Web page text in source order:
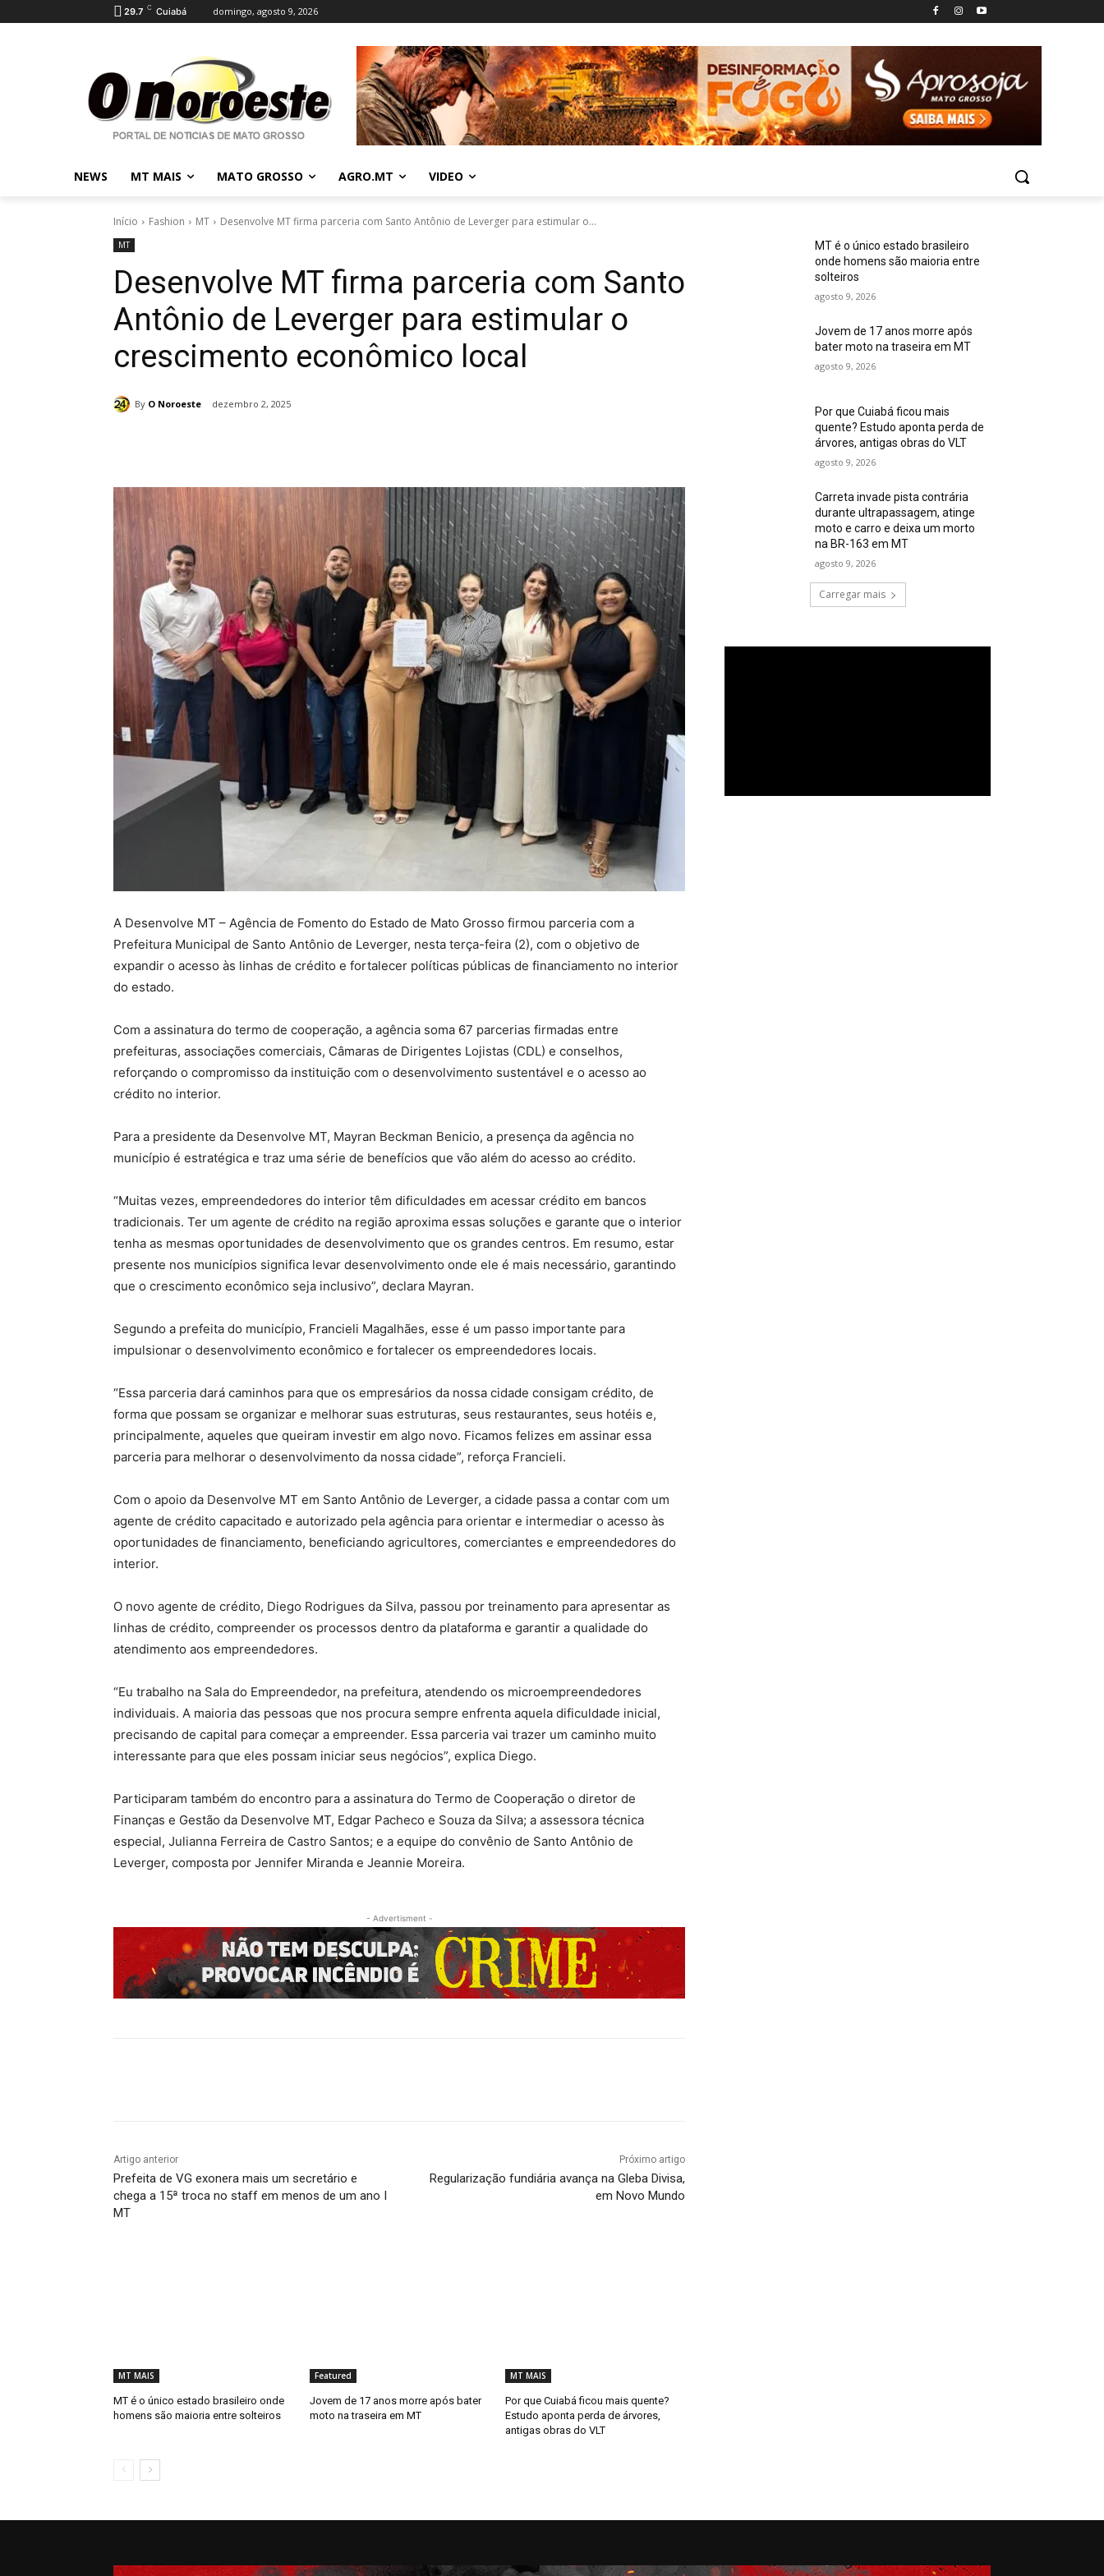
29.7 C Cuiabá domingo, agosto 9, 2026
NEWS MT MAIS MATO GROSSO AGRO.MT VIDEO
Início Fashion MT Desenvolve MT firma parceria com Santo Antônio de Leverger para estimular o...
MT
Desenvolve MT firma parceria com Santo
Antônio de Leverger para estimular o
crescimento econômico local
By O Noroeste dezembro 2, 2025
A Desenvolve MT – Agência de Fomento do Estado de Mato Grosso firmou parceria com a
Prefeitura Municipal de Santo Antônio de Leverger, nesta terça-feira (2), com o objetivo de
expandir o acesso às linhas de crédito e fortalecer políticas públicas de financiamento no interior
do estado.
Com a assinatura do termo de cooperação, a agência soma 67 parcerias firmadas entre
prefeituras, associações comerciais, Câmaras de Dirigentes Lojistas (CDL) e conselhos,
reforçando o compromisso da instituição com o desenvolvimento sustentável e o acesso ao
crédito no interior.
Para a presidente da Desenvolve MT, Mayran Beckman Benicio, a presença da agência no
município é estratégica e traz uma série de benefícios que vão além do acesso ao crédito.
“Muitas vezes, empreendedores do interior têm dificuldades em acessar crédito em bancos
tradicionais. Ter um agente de crédito na região aproxima essas soluções e garante que o interior
tenha as mesmas oportunidades de desenvolvimento que os grandes centros. Em resumo, estar
presente nos municípios significa levar desenvolvimento onde ele é mais necessário, garantindo
que o crescimento econômico seja inclusivo”, declara Mayran.
Segundo a prefeita do município, Francieli Magalhães, esse é um passo importante para
impulsionar o desenvolvimento econômico e fortalecer os empreendedores locais.
“Essa parceria dará caminhos para que os empresários da nossa cidade consigam crédito, de
forma que possam se organizar e melhorar suas estruturas, seus restaurantes, seus hotéis e,
principalmente, aqueles que queiram investir em algo novo. Ficamos felizes em assinar essa
parceria para melhorar o desenvolvimento da nossa cidade”, reforça Francieli.
Com o apoio da Desenvolve MT em Santo Antônio de Leverger, a cidade passa a contar com um
agente de crédito capacitado e autorizado pela agência para orientar e intermediar o acesso às
oportunidades de financiamento, beneficiando agricultores, comerciantes e empreendedores do
interior.
O novo agente de crédito, Diego Rodrigues da Silva, passou por treinamento para apresentar as
linhas de crédito, compreender os processos dentro da plataforma e garantir a qualidade do
atendimento aos empreendedores.
“Eu trabalho na Sala do Empreendedor, na prefeitura, atendendo os microempreendedores
individuais. A maioria das pessoas que nos procura sempre enfrenta aquela dificuldade inicial,
precisando de capital para começar a empreender. Essa parceria vai trazer um caminho muito
interessante para que eles possam iniciar seus negócios”, explica Diego.
Participaram também do encontro para a assinatura do Termo de Cooperação o diretor de
Finanças e Gestão da Desenvolve MT, Edgar Pacheco e Souza da Silva; a assessora técnica
especial, Julianna Ferreira de Castro Santos; e a equipe do convênio de Santo Antônio de
Leverger, composta por Jennifer Miranda e Jeannie Moreira.
- Advertisment -
Artigo anterior
Prefeita de VG exonera mais um secretário e
chega a 15ª troca no staff em menos de um ano I
MT
Próximo artigo
Regularização fundiária avança na Gleba Divisa,
em Novo Mundo
MT MAIS
MT é o único estado brasileiro onde
homens são maioria entre solteiros
Featured
Jovem de 17 anos morre após bater
moto na traseira em MT
MT MAIS
Por que Cuiabá ficou mais quente?
Estudo aponta perda de árvores,
antigas obras do VLT
MT é o único estado brasileiro
onde homens são maioria entre
solteiros
agosto 9, 2026
Jovem de 17 anos morre após
bater moto na traseira em MT
agosto 9, 2026
Por que Cuiabá ficou mais
quente? Estudo aponta perda de
árvores, antigas obras do VLT
agosto 9, 2026
Carreta invade pista contrária
durante ultrapassagem, atinge
moto e carro e deixa um morto
na BR-163 em MT
agosto 9, 2026
Carregar mais